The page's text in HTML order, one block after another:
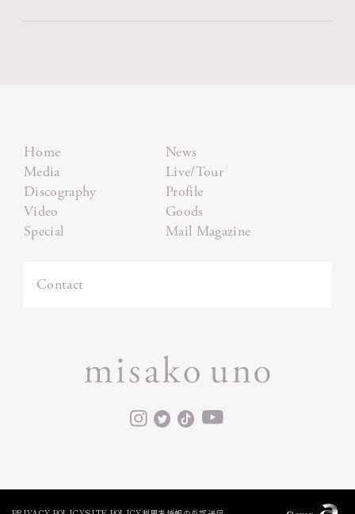
Home
News
Media
Live/Tour
Discography
Profile
Video
Goods
Special
Mail Magazine
Contact